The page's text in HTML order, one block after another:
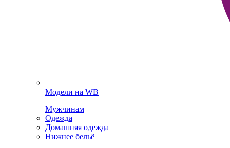
Модели на WB
Мужчинам
Одежда
Домашняя одежда
Нижнее бельё